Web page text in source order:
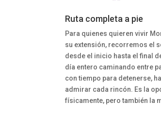
Ruta completa a pie
Para quienes quieren vivir
su extensión, recorremos el
desde el inicio hasta el final
día entero caminando entre
con tiempo para detenerse,
admirar cada rincón. Es la
físicamente, pero también la